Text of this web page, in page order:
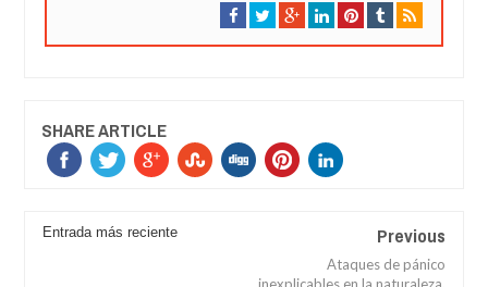
SHARE ARTICLE
Entrada más reciente Previous
Ataques de pánico